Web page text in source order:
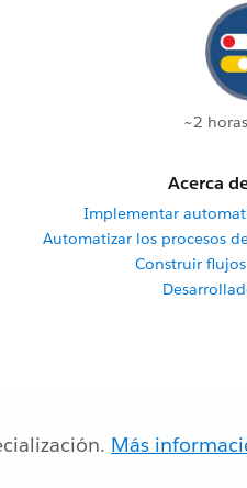
~2
Acerca
Implementar
Automatizar los procesos
Construir
Más